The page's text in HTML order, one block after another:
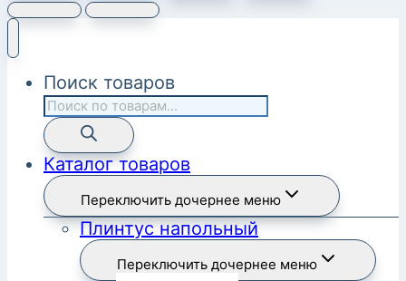
Поиск товаров
Каталог товаров
Переключить дочернее меню
Плинтус напольный
Переключить дочернее меню